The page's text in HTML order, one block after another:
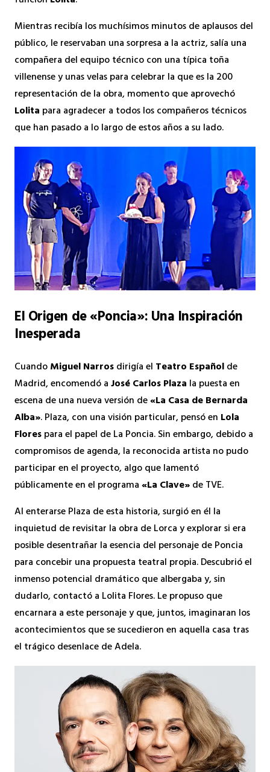
Mientras recibía los muchísimos minutos de aplausos del
público, le reservaban una sorpresa a la actriz, salía una
compañera del equipo técnico con una típica toña
villenense y unas velas para celebrar la que es la 200
representación de la obra, momento que aprovechó
Lolita para agradecer a todos los compañeros técnicos
que han pasado a lo largo de estos años a su lado.
El Origen de «Poncia»: Una Inspiración
Inesperada
CuandoMiguel Narrosdirigía el Teatro Españolde
Madrid, encomendó aJosé Carlos Plaza la puesta en
escena de una nueva versión de«La Casa de Bernarda
Alba». Plaza, con una visión particular, pensó en Lola
Florespara el papel de La Poncia. Sin embargo, debido a
compromisos de agenda, la reconocida artista no pudo
participar en el proyecto, algo que lamentó
públicamente en el programa«La Clave»de TVE.
Al enterarse Plaza de esta historia, surgió en él la
inquietud de revisitar la obra de Lorca y explorar si era
posible desentrañar la esencia del personaje de Poncia
para concebir una propuesta teatral propia. Descubrió el
inmenso potencial dramático que albergaba y, sin
dudarlo, contactó a Lolita Flores. Le propuso que
encarnara a este personaje y que, juntos, imaginaran los
acontecimientos que se sucedieron en aquella casa tras
el trágico desenlace de Adela.